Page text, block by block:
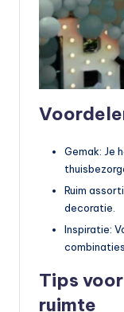
Gemak: Je
Ruim
decoratie.
Inspiratie:
Tips
ruimte